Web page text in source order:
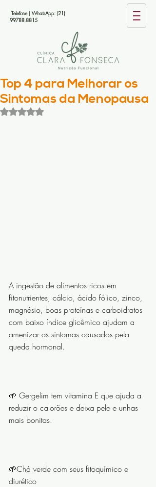
Telefone | WhatsApp: (21)
99788.8815
Top 4 para Melhorar os
Sintomas da Menopausa
Avaliado com NaN de 5 estrelas.
A ingestão de alimentos ricos em
fitonutrientes, cálcio, ácido fólico, zinco,
magnésio, boas proteínas e carboidratos
com baixo índice glicêmico ajudam a
amenizar os sintomas causados pela
queda hormonal.
🌱 Gergelim tem vitamina E que ajuda a
reduzir o calorões e deixa pele e unhas
mais bonitas.
🌱Chá verde com seus fitoquímico e
diurético ⠀⠀⠀⠀⠀⠀⠀⠀⠀